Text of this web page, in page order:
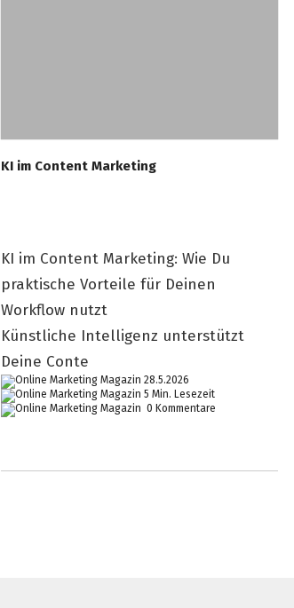
KI im Content Marketing
KI im Content Marketing: Wie Du
praktische Vorteile für Deinen
Workflow nutzt
Künstliche Intelligenz unterstützt
Deine Conte
28.5.2026
5 Min. Lesezeit
0 Kommentare